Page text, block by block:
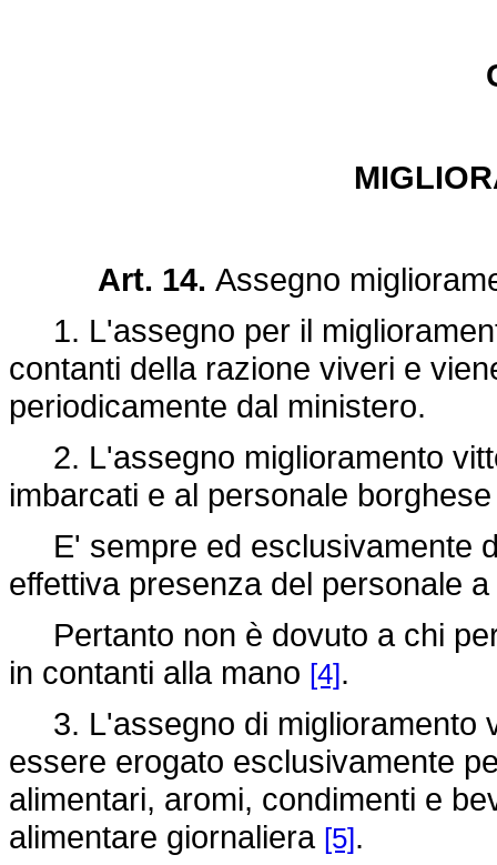
Art. 14. Assegno
1. L'assegno per il
contanti della razione viveri e
periodicamente dal ministero.
2. L'assegno miglioramento
imbarcati e al personale
E' sempre ed esclusivamente
effettiva presenza del personale
Pertanto non è dovuto a chi
in contanti alla mano [4].
3. L'assegno di miglioramento
essere erogato esclusivamente
alimentari, aromi, condimenti e
alimentare giornaliera [5].